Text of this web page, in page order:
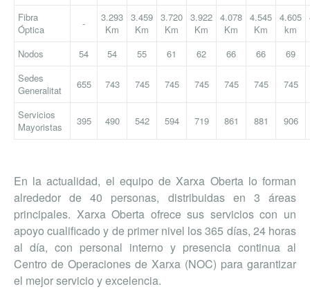
Fibra
Óptica
-
3.293
Km
3.459
Km
3.720
Km
3.922
Km
4.078
Km
4.545
Km
4.605
km
Nodos 54 54 55 61 62 66 66
69
Sedes
Generalitat
655 743 745 745 745 745 745 745
Servicios
Mayoristas
395 490 542 594 719 861 881 906
En la actualidad, el equipo de Xarxa Oberta lo forman
alrededor de 40 personas, distribuidas en 3 áreas
principales. Xarxa Oberta ofrece sus servicios con un
apoyo cualificado y de primer nivel los 365 días, 24 horas
al día, con personal interno y presencia continua al
Centro de Operaciones de Xarxa (NOC) para garantizar
el mejor servicio y excelencia.